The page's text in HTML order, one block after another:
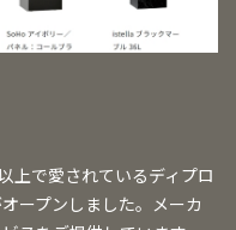
上で愛されているディプロ
ープンしました。メーカ